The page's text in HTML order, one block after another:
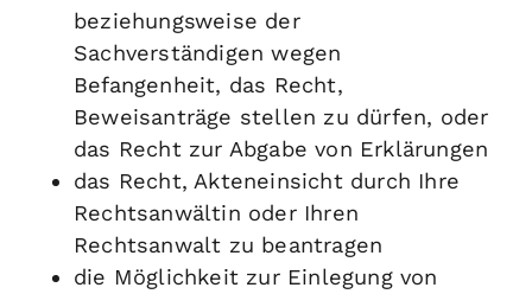
beziehungsweise der
Sachverständigen wegen
Befangenheit, das Recht,
Beweisanträge stellen zu dürfen, oder
das Recht zur Abgabe von Erklärungen
das Recht, Akteneinsicht durch Ihre
Rechtsanwältin oder Ihren
Rechtsanwalt zu beantragen
die Möglichkeit zur Einlegung von